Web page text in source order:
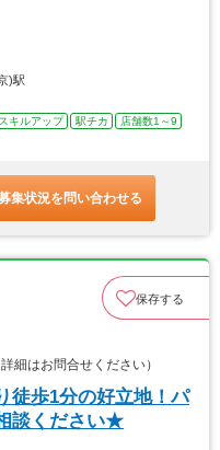
)駅
スキルアップ 駅チカ
店舗数1～9
集状況を問い合わせる
保存する
はお問合せください）
徒歩1分の好立地！パ
談ください★